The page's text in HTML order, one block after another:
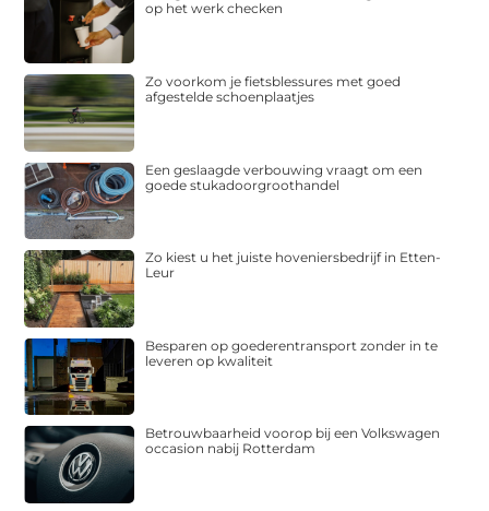
op het werk checken
Zo voorkom je fietsblessures met goed
afgestelde schoenplaatjes
Een geslaagde verbouwing vraagt om een
goede stukadoorgroothandel
Zo kiest u het juiste hoveniersbedrijf in Etten-
Leur
Besparen op goederentransport zonder in te
leveren op kwaliteit
Betrouwbaarheid voorop bij een Volkswagen
occasion nabij Rotterdam